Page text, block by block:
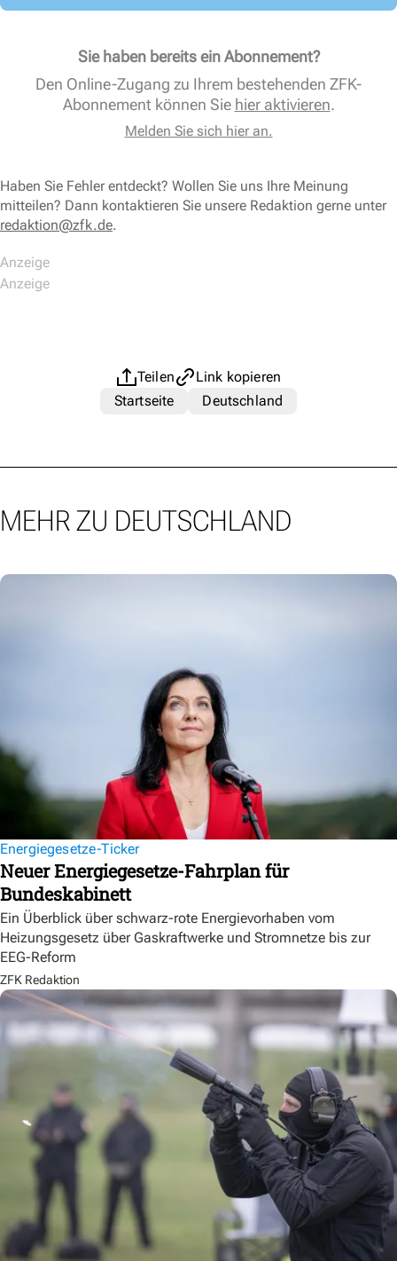
Sie haben bereits ein Abonnement?
Den Online-Zugang zu Ihrem bestehenden ZFK-
Abonnement können Sie hier aktivieren.
Melden Sie sich hier an.
Haben Sie Fehler entdeckt? Wollen Sie uns Ihre Meinung
mitteilen? Dann kontaktieren Sie unsere Redaktion gerne unter
redaktion@zfk.de.
Teilen
Link kopieren
Startseite
Deutschland
MEHR ZU DEUTSCHLAND
Energiegesetze-Ticker
Neuer Energiegesetze-Fahrplan für
Bundeskabinett
Ein Überblick über schwarz-rote Energievorhaben vom
Heizungsgesetz über Gaskraftwerke und Stromnetze bis zur
EEG-Reform
ZFK Redaktion